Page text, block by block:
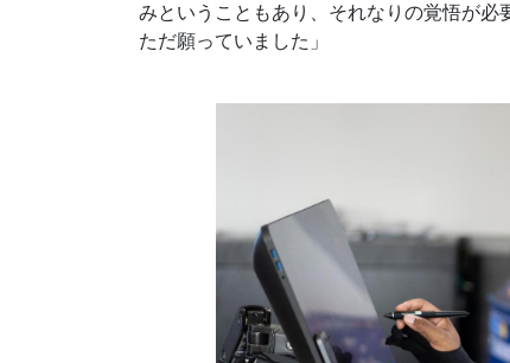
みということもあり、それなりの覚悟が
ただ願っていました」